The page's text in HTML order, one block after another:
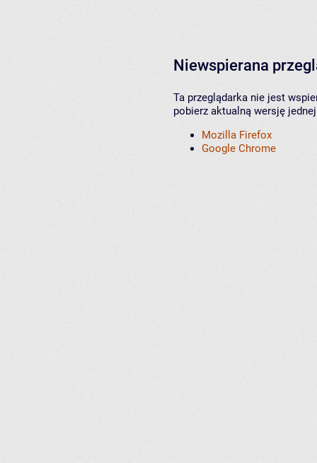
Niewspierana
Ta przeglądarka nie jest
pobierz aktualną wersję
Mozilla Firefox
Google Chrome